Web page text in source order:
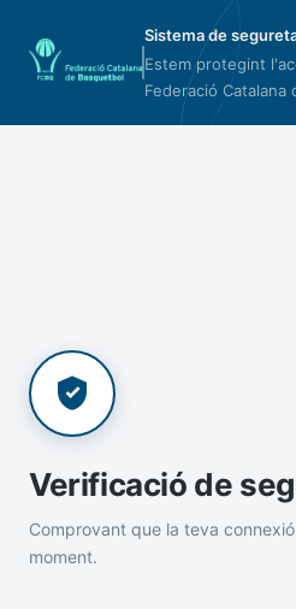
Sistema de
Estem protegint
Federació Catalana
Verificació de
Comprovant que la teva
moment.